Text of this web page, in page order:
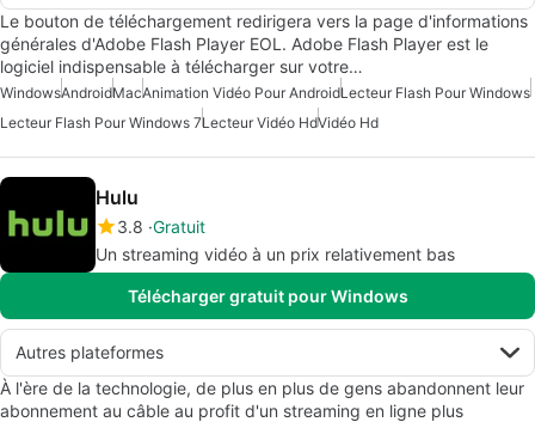
Le bouton de téléchargement redirigera vers la page d'informations
générales d'Adobe Flash Player EOL. Adobe Flash Player est le
logiciel indispensable à télécharger sur votre…
WindowsAndroidMacAnimation Vidéo Pour AndroidLecteur Flash Pour Windows
Lecteur Flash Pour Windows 7Lecteur Vidéo HdVidéo Hd
Hulu
3.8 Gratuit
Un streaming vidéo à un prix relativement bas
Télécharger gratuit pour Windows
Autres plateformes
À l'ère de la technologie, de plus en plus de gens abandonnent leur
abonnement au câble au profit d'un streaming en ligne plus